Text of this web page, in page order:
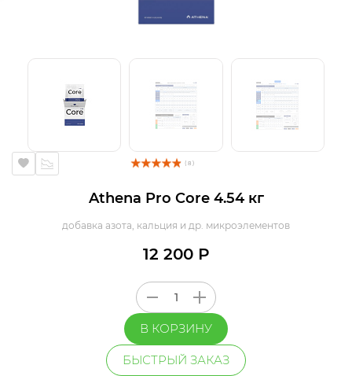
( 8 )
Athena Pro Core 4.54 кг
добавка азота, кальция и др. микроэлементов
12 200 Р
В КОРЗИНУ
БЫСТРЫЙ ЗАКАЗ